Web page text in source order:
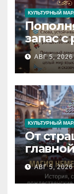
КУЛЬТУРНЫЙ
запас
вместе
АВГ 5, 2026
КУЛЬТУРНЫЙ
От
АВГ 5, 2026